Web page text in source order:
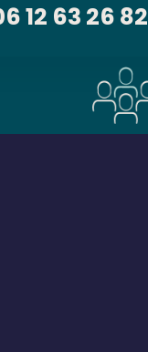
12 63 26 82